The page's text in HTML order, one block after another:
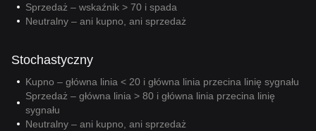
Sprzedaż – wskaźnik > 70 i spada
Neutralny – ani kupno, ani sprzedaż
Stochastyczny
Kupno – główna linia < 20 i główna linia przecina linię sygnału
Sprzedaż – główna linia > 80 i główna linia przecina linię
sygnału
Neutralny – ani kupno, ani sprzedaż